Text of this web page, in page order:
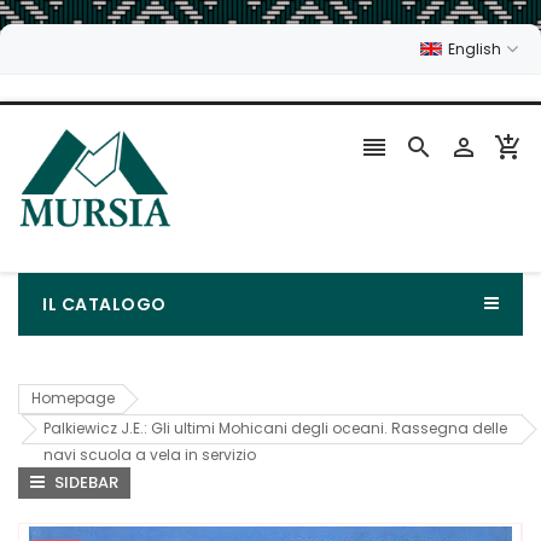
English
   
IL CATALOGO
Homepage
Palkiewicz J.E.: Gli ultimi Mohicani degli oceani. Rassegna delle
navi scuola a vela in servizio
SIDEBAR